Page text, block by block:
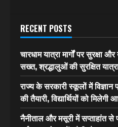
RECENT POSTS
चारधाम यात्रा मार्गों पर सुरक्षा
सख्त, श्रद्धालुओं की सुरक्षित
राज्य के सरकारी स्कूलों में
की तैयारी, विद्यार्थियों को मिलेगी
नैनीताल और मसूरी में सप्ताहांत से